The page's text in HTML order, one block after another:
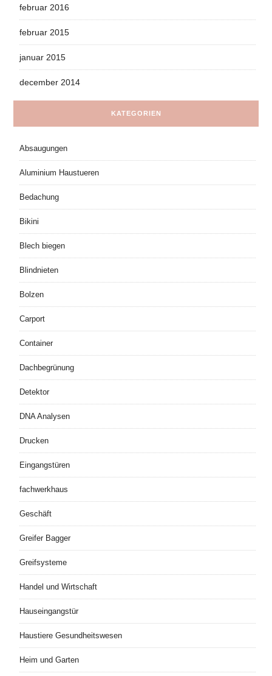
februar 2016
februar 2015
januar 2015
december 2014
KATEGORIEN
Absaugungen
Aluminium Haustueren
Bedachung
Bikini
Blech biegen
Blindnieten
Bolzen
Carport
Container
Dachbegrünung
Detektor
DNA Analysen
Drucken
Eingangstüren
fachwerkhaus
Geschäft
Greifer Bagger
Greifsysteme
Handel und Wirtschaft
Hauseingangstür
Haustiere Gesundheitswesen
Heim und Garten